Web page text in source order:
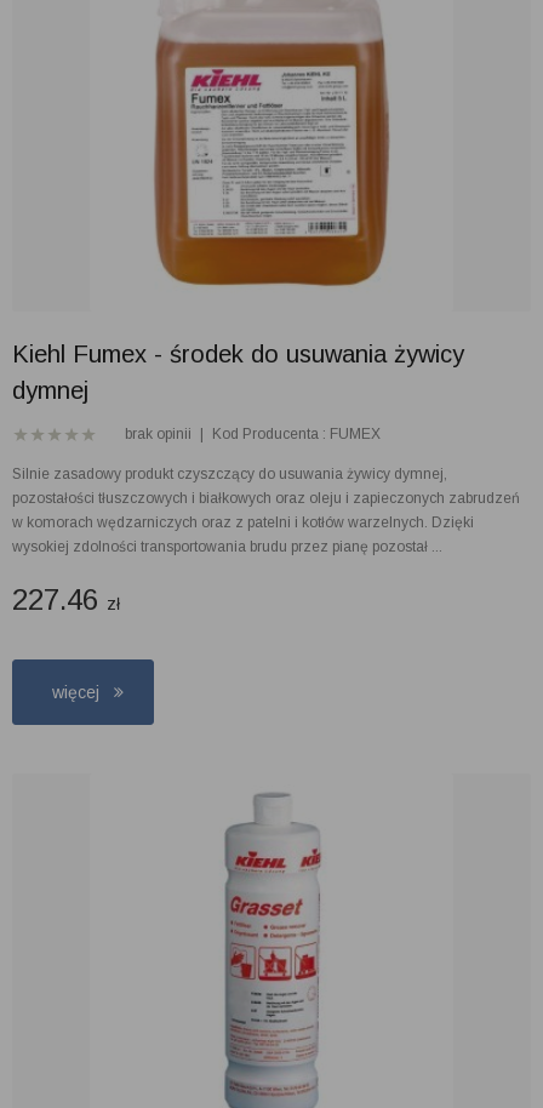
Kiehl Fumex - środek do usuwania żywicy
dymnej
brak opinii Kod Producenta : FUMEX
Silnie zasadowy produkt czyszczący do usuwania żywicy dymnej,
pozostałości tłuszczowych i białkowych oraz oleju i zapieczonych zabrudzeń
w komorach wędzarniczych oraz z patelni i kotłów warzelnych. Dzięki
wysokiej zdolności transportowania brudu przez pianę pozostał ...
227.46 zł
więcej